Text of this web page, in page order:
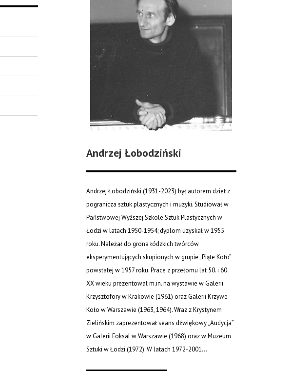
Andrzej Łobodziński
Andrzej Łobodziński (1931-2023) był autorem dzieł z
pogranicza sztuk plastycznych i muzyki. Studiował w
Państwowej Wyższej Szkole Sztuk Plastycznych w
Łodzi w latach 1950-1954; dyplom uzyskał w 1955
roku. Należał do grona łódzkich twórców
eksperymentujących skupionych w grupie „Piąte Koło”
powstałej w 1957 roku. Prace z przełomu lat 50. i 60.
XX wieku prezentował m.in. na wystawie w Galerii
Krzysztofory w Krakowie (1961) oraz Galerii Krzywe
Koło w Warszawie (1963, 1964). Wraz z Krystynem
Zielińskim zaprezentował seans dźwiękowy „Audycja”
w Galerii Foksal w Warszawie (1968) oraz w Muzeum
Sztuki w Łodzi (1972). W latach 1972-2001...